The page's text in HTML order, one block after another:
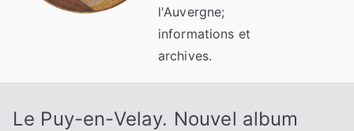
l'Auvergne;
informations et
archives.
Le Puy-en-Velay. Nouvel album